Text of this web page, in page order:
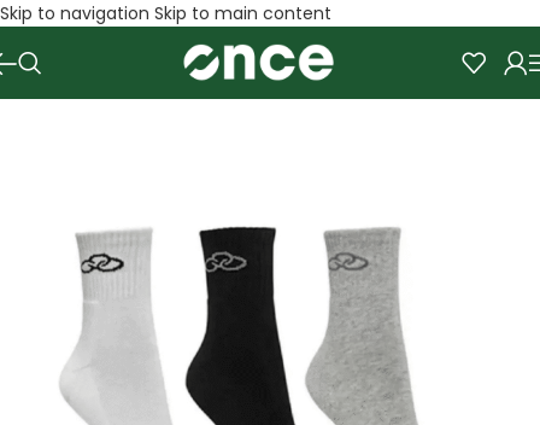
Skip to navigation Skip to main content